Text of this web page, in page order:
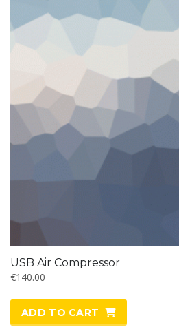
USB Air Compressor
€140.00
ADD TO CART